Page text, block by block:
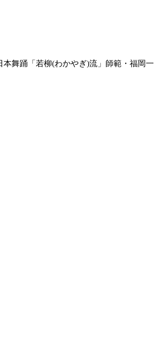
舞踊「若柳(わかやぎ)流」師範・福岡一